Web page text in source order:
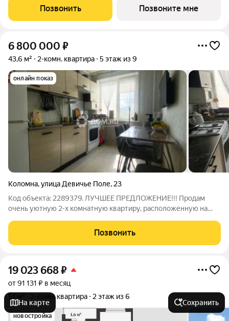
этажного дома. Квартира расположена в корпусе "Урал".
Проект МЫС это, прежде всего, идеальное место
Позвонить Позвоните мне
6 800 000 ₽
43,6 м² 2-комн. квартира 5 этаж из 9
онлайн показ
Коломна,улица Девичье Поле, 23
Код объекта: 2289379. ЛУЧШЕЕ ПРЕДЛОЖЕНИЕ!!! Продам
очень уютную 2-х комнатную квартиру, расположенную на
количество преимуществ: две большие изолированныеПозвонить
19 023 668₽
от 91 131 ₽ в месяц
2-комн. квартира 2 этаж из 6
новостройка
На карте Сохранить